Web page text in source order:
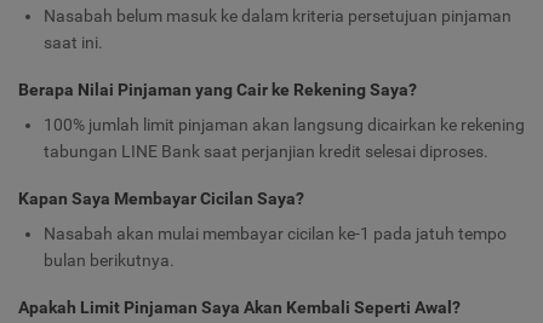
Nasabah belum masuk ke dalam kriteria persetujuan pinjaman
saat ini.
Berapa Nilai Pinjaman yang Cair ke Rekening Saya?
100% jumlah limit pinjaman akan langsung dicairkan ke rekening
tabungan LINE Bank saat perjanjian kredit selesai diproses.
Kapan Saya Membayar Cicilan Saya?
Nasabah akan mulai membayar cicilan ke-1 pada jatuh tempo
bulan berikutnya.
Apakah Limit Pinjaman Saya Akan Kembali Seperti Awal?